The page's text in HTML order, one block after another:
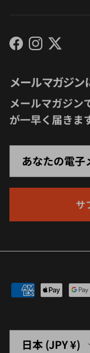
Facebook
Instagram
Twitter
メールマガジン
メールマガジン
が一早く届きま
サ
国/地域
日本 (JPY ¥)